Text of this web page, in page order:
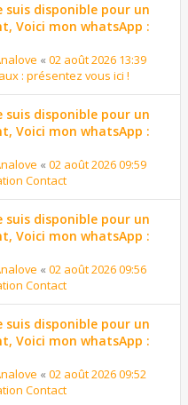
suis disponible pour un
Voici mon whatsApp :
« 02 août 2026 13:39
: présentez vous ici !
suis disponible pour un
Voici mon whatsApp :
« 02 août 2026 09:59
Contact
suis disponible pour un
Voici mon whatsApp :
« 02 août 2026 09:56
Contact
suis disponible pour un
Voici mon whatsApp :
« 02 août 2026 09:52
Contact